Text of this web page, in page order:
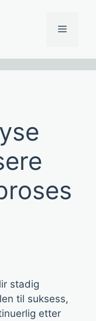
Meny
stadig
til suksess,
etter